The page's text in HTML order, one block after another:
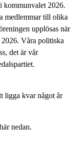
kommunvalet 2026.
medlemmar till olika
upplösas när
Våra politiska
det är vår
ligga kvar något år
nedan.